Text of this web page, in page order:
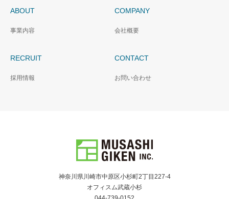
ABOUT
事業内容
COMPANY
会社概要
RECRUIT
採用情報
CONTACT
お問い合わせ
神奈川県川崎市中原区小杉町2丁目227-4
オフィスム武蔵小杉